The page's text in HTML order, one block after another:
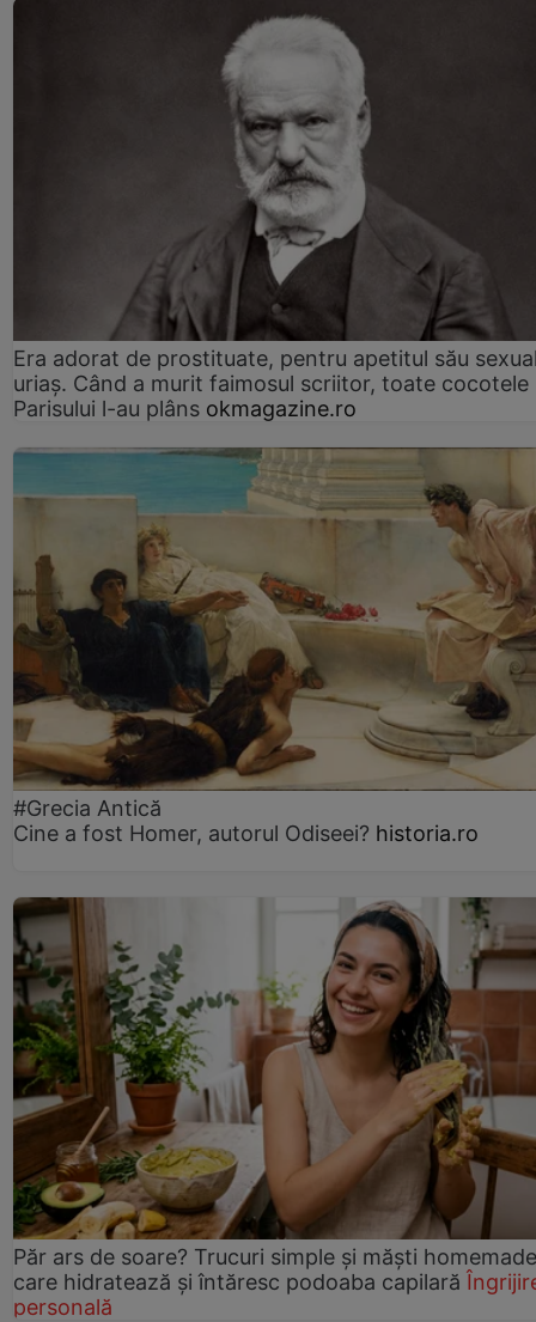
Era adorat de prostituate, pentru apetitul său
uriaș. Când a murit faimosul scriitor, toate cocotele
Parisului l-au plâns okmagazine.ro
#Grecia Antică
Cine a fost Homer, autorul Odiseei? historia.ro
Păr ars de soare? Trucuri simple și măști homemade
care hidratează și întăresc podoaba capilară
personală